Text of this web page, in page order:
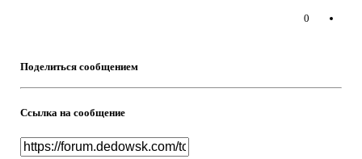
0
Поделиться сообщением
Ссылка на сообщение